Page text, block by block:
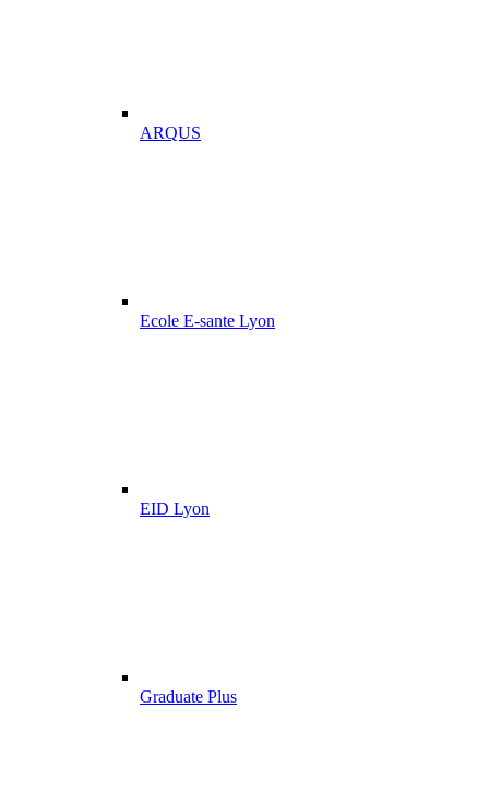
ARQUS
Ecole E-sante Lyon
EID Lyon
Graduate Plus